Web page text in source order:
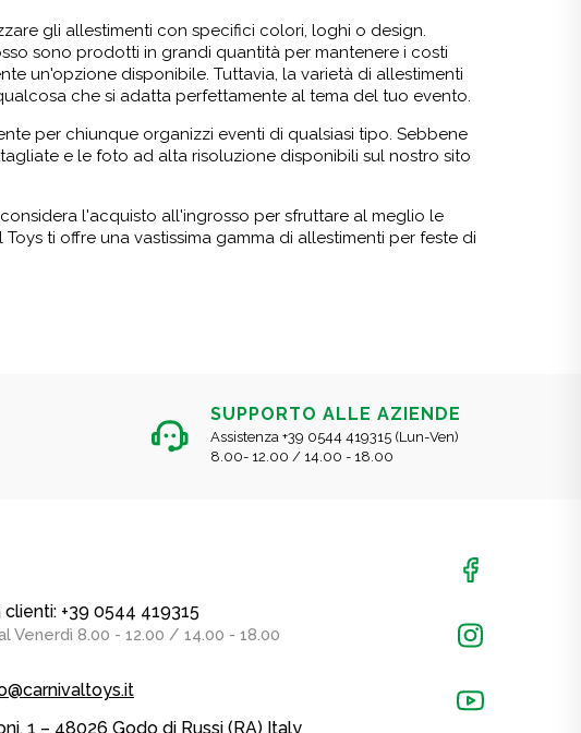
gli allestimenti con specifici colori, loghi o design.
sono prodotti in grandi quantità per mantenere i costi
un'opzione disponibile. Tuttavia, la varietà di allestimenti
che si adatta perfettamente al tema del tuo evento.
per chiunque organizzi eventi di qualsiasi tipo. Sebbene
e le foto ad alta risoluzione disponibili sul nostro sito
l'acquisto all'ingrosso per sfruttare al meglio le
ti offre una vastissima gamma di allestimenti per feste di
SUPPORTO ALLE AZIENDE
Assistenza +39 0544 419315 (Lun-Ven)
8.00- 12.00 / 14.00 - 18.00
+39 0544 419315
Venerdì 8.00 - 12.00 / 14.00 - 18.00
1 – 48026 Godo di Russi (RA) Italy